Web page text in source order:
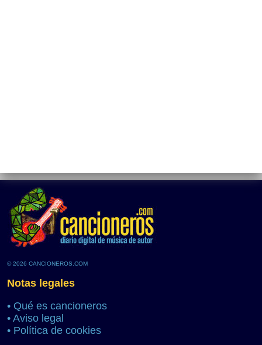
© 2026 CANCIONEROS.COM
Notas legales
• Qué es cancioneros
• Aviso legal
• Política de cookies